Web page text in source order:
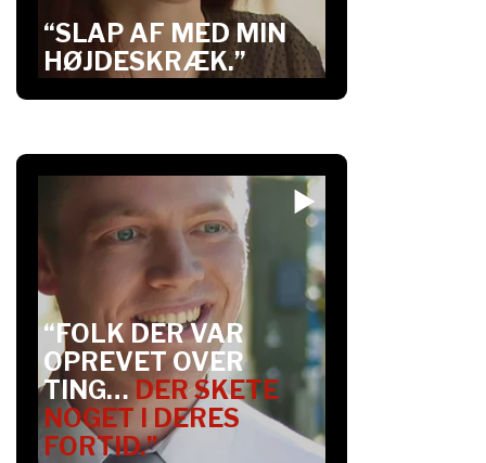
“SLAP AF MED MIN
HØJDESKRÆK.”
“FOLK DER VAR
OPREVET OVER
TING… DER SKETE
NOGET I DERES
FORTID.”